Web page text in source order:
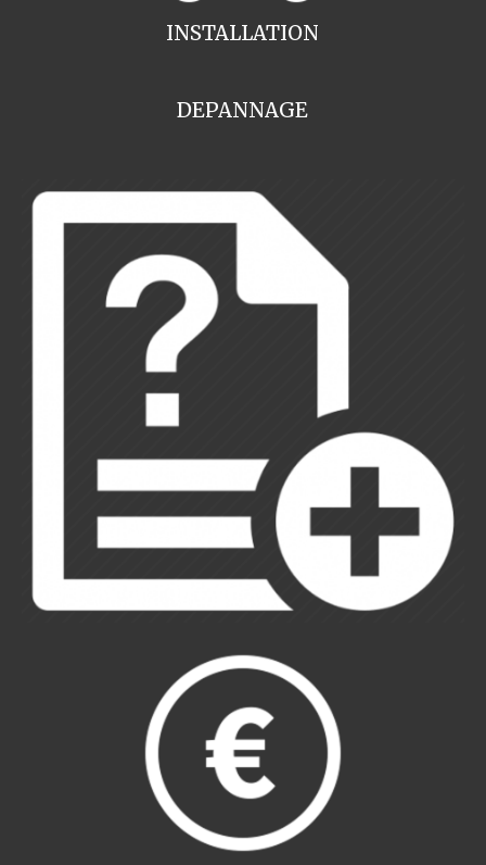
INSTALLATION
DEPANNAGE